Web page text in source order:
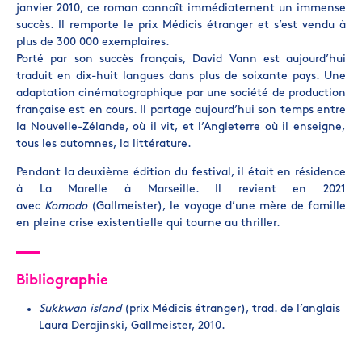
janvier 2010, ce roman connaît immédiatement un immense
succès. Il remporte le prix Médicis étranger et s’est vendu à
plus de 300 000 exemplaires.
Porté par son succès français, David Vann est aujourd’hui
traduit en dix-huit langues dans plus de soixante pays. Une
adaptation cinématographique par une société de production
française est en cours. Il partage aujourd’hui son temps entre
la Nouvelle-Zélande, où il vit, et l’Angleterre où il enseigne,
tous les automnes, la littérature.
Pendant la deuxième édition du festival, il était en résidence
à La Marelle à Marseille. Il revient en 2021
avec Komodo (Gallmeister), le voyage d’une mère de famille
en pleine crise existentielle qui tourne au thriller.
Bibliographie
Sukkwan island(prix Médicis étranger), trad. de l’anglais
Laura Derajinski, Gallmeister, 2010.